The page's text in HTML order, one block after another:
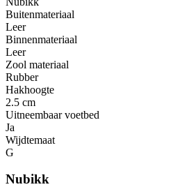
Buitenmateriaal
Leer
Binnenmateriaal
Leer
Zool materiaal
Rubber
Hakhoogte
2.5 cm
Uitneembaar voetbed
Ja
Wijdtemaat
G
Nubikk